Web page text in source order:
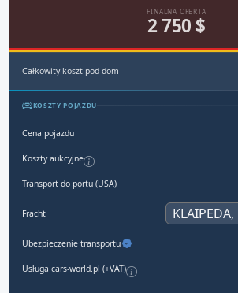
FINALNA OFERTA
2 750 $
Całkowity koszt pod dom
KOSZTY POJAZDU
Cena pojazdu
Koszty aukcyjne
Transport do portu (USA)
Fracht
Ubezpieczenie transportu
Usługa cars-world.pl (+VAT)